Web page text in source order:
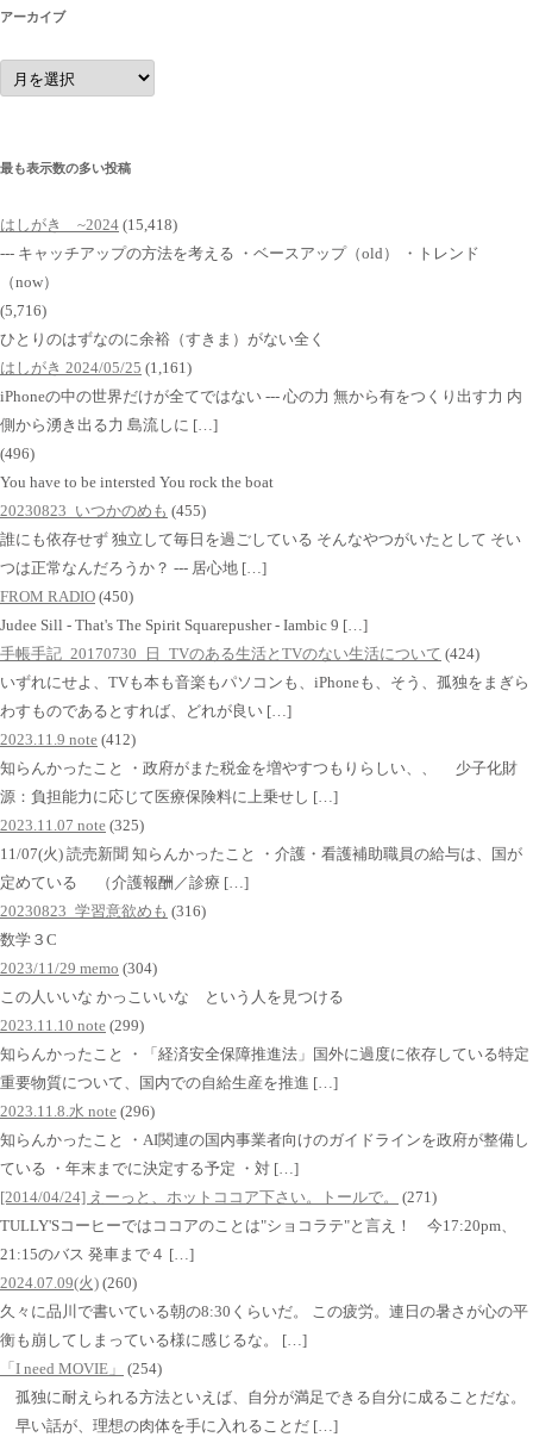
アーカイブ
ア
イ
ブ
最も表示数の多い投稿
はしがき ~2024 (15,418)
--- キャッチアップの方法を考える ・ベースアップ（old） ・トレンド
（now）
(5,716)
ひとりのはずなのに余裕（すきま）がない全く
はしがき 2024/05/25 (1,161)
iPhoneの中の世界だけが全てではない --- 心の力 無から有をつくり出す力 内
側から湧き出る力 島流しに […]
(496)
You have to be intersted You rock the boat
20230823_いつかのめも (455)
誰にも依存せず 独立して毎日を過ごしている そんなやつがいたとして そい
つは正常なんだろうか？ --- 居心地 […]
FROM RADIO (450)
Judee Sill - That's The Spirit Squarepusher - Iambic 9 […]
手帳手記_20170730_日_TVのある生活とTVのない生活について (424)
いずれにせよ、TVも本も音楽もパソコンも、iPhoneも、そう、孤独をまぎら
わすものであるとすれば、どれが良い […]
2023.11.9 note (412)
知らんかったこと ・政府がまた税金を増やすつもりらしい、、 少子化財
源：負担能力に応じて医療保険料に上乗せし […]
2023.11.07 note (325)
11/07(火) 読売新聞 知らんかったこと ・介護・看護補助職員の給与は、国が
定めている （介護報酬／診療 […]
20230823_学習意欲めも (316)
数学３C
2023/11/29 memo (304)
この人いいな かっこいいな という人を見つける
2023.11.10 note (299)
知らんかったこと ・「経済安全保障推進法」国外に過度に依存している特定
重要物質について、国内での自給生産を推進 […]
2023.11.8.水 note (296)
知らんかったこと ・AI関連の国内事業者向けのガイドラインを政府が整備し
ている ・年末までに決定する予定 ・対 […]
[2014/04/24] えーっと、ホットココア下さい。トールで。
(271)
TULLY'Sコーヒーではココアのことは"ショコラテ"と言え！ 今17:20pm、
21:15のバス 発車まで４ […]
2024.07.09(火) (260)
久々に品川で書いている朝の8:30くらいだ。 この疲労。連日の暑さが心の平
衡も崩してしまっている様に感じるな。 […]
「I need MOVIE」
(254)
孤独に耐えられる方法といえば、自分が満足できる自分に成ることだな。
早い話が、理想の肉体を手に入れることだ […]